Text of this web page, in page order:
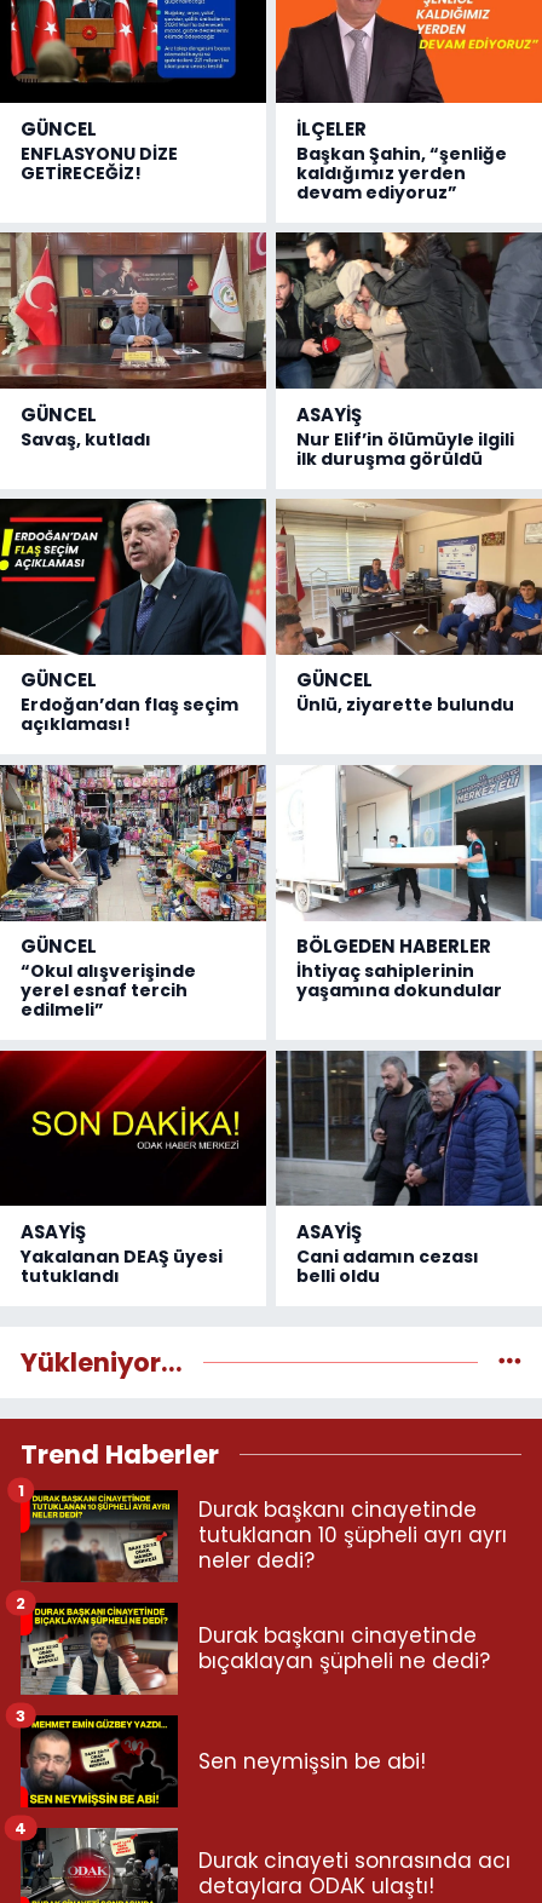
GÜNCEL
ENFLASYONU DİZE
GETİRECEĞİZ!
İLÇELER
Başkan Şahin, “şenliğe
kaldığımız yerden
devam ediyoruz”
GÜNCEL
Savaş, kutladı
ASAYİŞ
Nur Elif’in ölümüyle ilgili
ilk duruşma görüldü
GÜNCEL
Erdoğan’dan flaş seçim
açıklaması!
GÜNCEL
Ünlü, ziyarette bulundu
GÜNCEL
“Okul alışverişinde
yerel esnaf tercih
edilmeli”
BÖLGEDEN HABERLER
İhtiyaç sahiplerinin
yaşamına dokundular
ASAYİŞ
Yakalanan DEAŞ üyesi
tutuklandı
ASAYİŞ
Cani adamın cezası
belli oldu
Yükleniyor...
Trend Haberler
Durak başkanı cinayetinde
tutuklanan 10 şüpheli ayrı ayrı
neler dedi?
1
Durak başkanı cinayetinde
bıçaklayan şüpheli ne dedi?
2
Sen neymişsin be abi!
3
Durak cinayeti sonrasında acı
detaylara ODAK ulaştı!
4